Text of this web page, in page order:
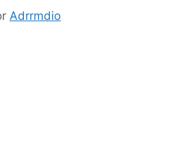
Adrrmdio